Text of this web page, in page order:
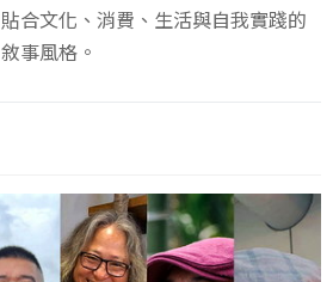
貼合文化、消費、生活與自我實踐的
敘事風格。